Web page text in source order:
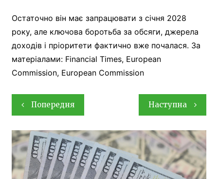
Остаточно він має запрацювати з січня 2028
року, але ключова боротьба за обсяги, джерела
доходів і пріоритети фактично вже почалася. За
матеріалами: Financial Times, European
Commission, European Commission
Навігація
записів
Попередня Наступна